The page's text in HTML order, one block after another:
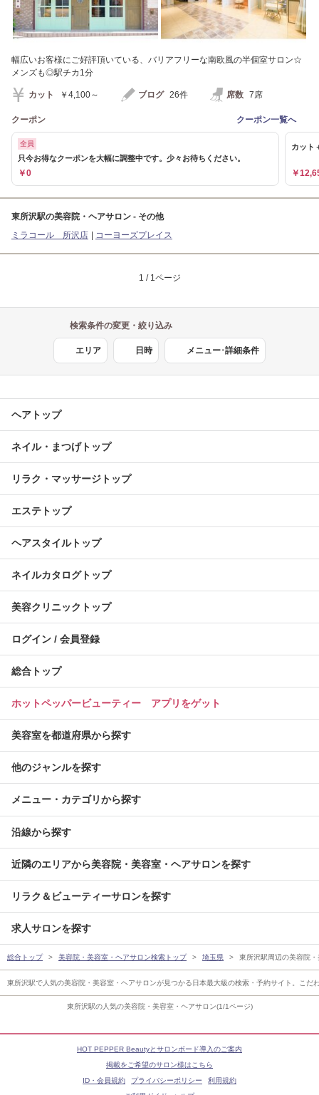
東所沢駅の人気の美容院・美容室・ヘアサロン(1/1ページ)
幅広いお客様にご好評頂いている、バリアフリーな南欧風の半個室サロン☆
メンズも◎駅チカ1分
カット ￥4,100～ ブログ 26件 席数 7席
クーポン クーポン一覧へ
全員
只今お得なクーポンを大幅に調整中です。少々お待ちください。
￥0
カット
￥
東所沢駅の美容院・ヘアサロン - その他
ミラコール 所沢店
コーヨーズプレイス
1 / 1ページ
検索条件の変更・絞り込み
エリア 日時 メニュー･詳細条件
ヘアトップ
ネイル・まつげトップ
リラク・マッサージトップ
エステトップ
ヘアスタイルトップ
ネイルカタログトップ
美容クリニックトップ
ログイン / 会員登録
総合トップ
ホットペッパービューティー アプリをゲット
美容室を都道府県から探す
他のジャンルを探す
メニュー・カテゴリから探す
沿線から探す
近隣のエリアから美容院・美容室・ヘアサロンを探す
リラク＆ビューティーサロンを探す
求人サロンを探す
総合トップ 美容院・美容室・ヘアサロン検索トップ 埼玉県 東所沢駅周辺の美容院
東所沢駅で人気の美容院・美容室・ヘアサロンが見つかる日本最大級の検索・予約サイト。こ
HOT PEPPER Beautyとサロンボード導入のご案内
掲載をご希望のサロン様はこちら
ID・会員規約
プライバシーポリシー
利用規約